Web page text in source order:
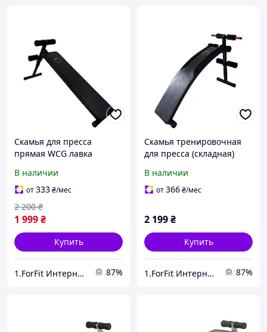
Скамья для пресса
прямая WCG лавка
для дома и спортзала с
нагрузкой до 120 кг
В наличии
от333₴/мес
1 999₴
2 200 ₴
Купить
1.ForFit Интернет-магазин спортивных товаров 87%
Скамья тренировочная
для пресса (складная)
регулируемая для дома и
спортзала нагрузка 130 кг
В наличии
от366₴/мес
2 199₴
Купить
1.ForFit Интернет-магазин спортивных товаров 87%